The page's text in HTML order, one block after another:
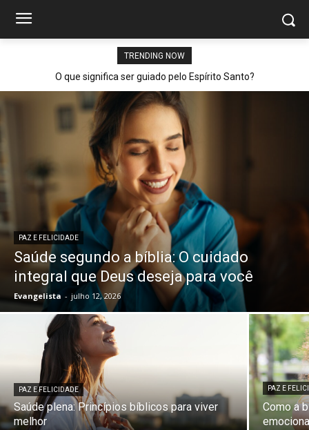
TRENDING NOW
O que significa ser guiado pelo Espírito Santo?
PAZ E FELICIDADE
Saúde segundo a bíblia: O cuidado
integral que Deus deseja para você
Evangelista - julho 12, 2026
PAZ E FELICIDADE
Saúde plena: Princípios bíblicos para viver
melhor
PAZ E
Como a